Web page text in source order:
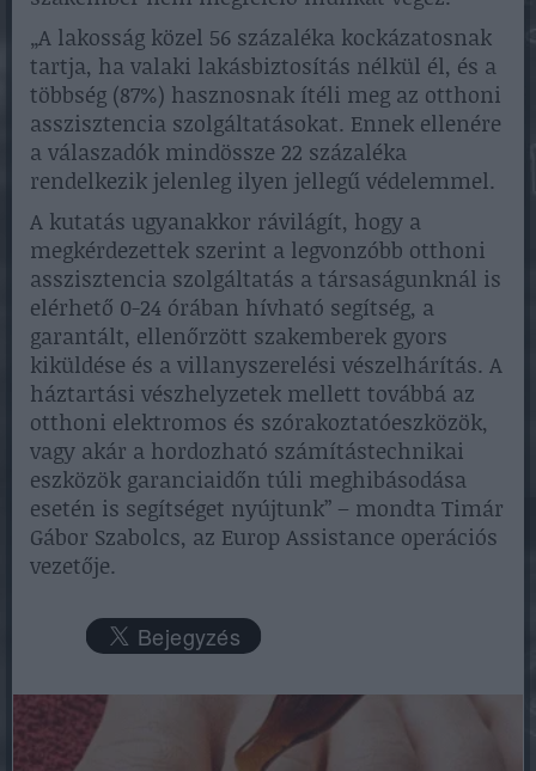
„A lakosság közel 56 százaléka kockázatosnak
tartja, ha valaki lakásbiztosítás nélkül él, és a
többség (87%) hasznosnak ítéli meg az otthoni
asszisztencia szolgáltatásokat. Ennek ellenére
a válaszadók mindössze 22 százaléka
rendelkezik jelenleg ilyen jellegű védelemmel.
A kutatás ugyanakkor rávilágít, hogy a
megkérdezettek szerint a legvonzóbb otthoni
asszisztencia szolgáltatás a társaságunknál is
elérhető 0-24 órában hívható segítség, a
garantált, ellenőrzött szakemberek gyors
kiküldése és a villanyszerelési vészelhárítás. A
háztartási vészhelyzetek mellett továbbá az
otthoni elektromos és szórakoztatóeszközök,
vagy akár a hordozható számítástechnikai
eszközök garanciaidőn túli meghibásodása
esetén is segítséget nyújtunk” – mondta Timár
Gábor Szabolcs, az Europ Assistance operációs
vezetője.